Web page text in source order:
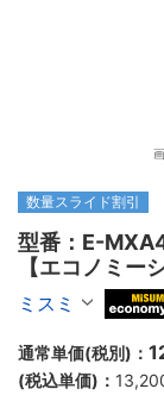
数量スライド割引
型番：E-
【エコノミー
ーブルキャリ
ミスミ
通常単価(税別)：
(税込単価)：